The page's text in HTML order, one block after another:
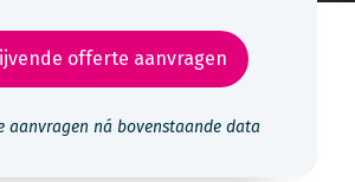
offerte aanvragen
aanvragen ná bovenstaande data